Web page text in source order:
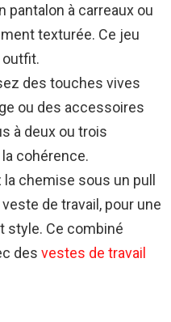
pantalon à carreaux ou
texturée. Ce jeu
outfit.
des touches vives
ou des accessoires
à deux ou trois
cohérence.
la chemise sous un pull
de travail, pour une
style. Ce combiné
des vestes de travail